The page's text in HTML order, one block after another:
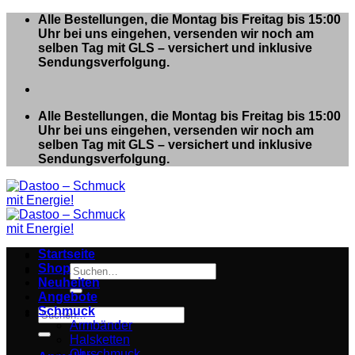
Zum
springen
Alle Bestellungen, die Montag bis Freitag bis 15:00
Uhr bei uns eingehen, versenden wir noch am
selben Tag mit GLS – versichert und inklusive
Sendungsverfolgung.
Alle Bestellungen, die Montag bis Freitag bis 15:00
Uhr bei uns eingehen, versenden wir noch am
selben Tag mit GLS – versichert und inklusive
Sendungsverfolgung.
Suchen
nach:
Suchen
nach:
Startseite
Shop
Neuheiten
Angebote
Schmuck
Armbänder
Halsketten